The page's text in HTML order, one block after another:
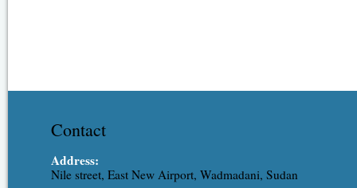
Contact
Address:
Nile street, East New Airport, Wadmadani, Sudan